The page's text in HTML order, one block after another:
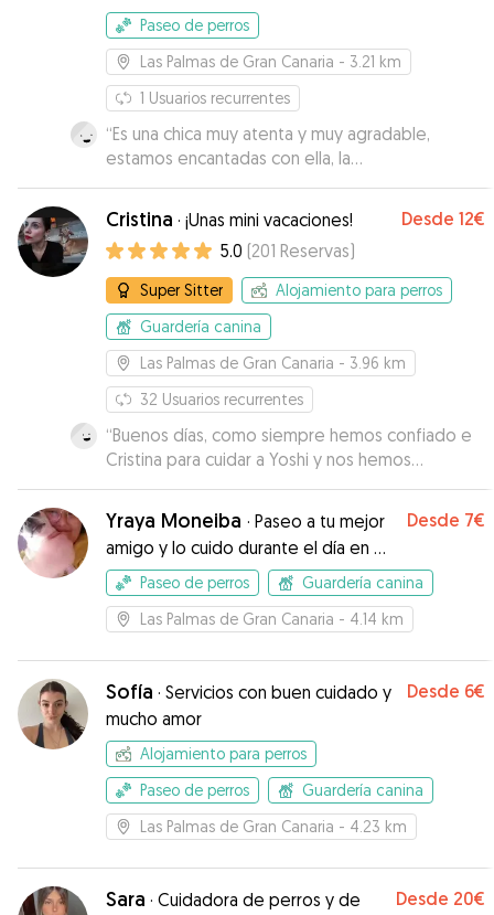
Paseo de perros
Las Palmas de Gran Canaria - 3.21 km
1 Usuarios recurrentes
“Es una chica muy atenta y muy agradable,
estamos encantadas con ella, la
recomendamos.”
Cristina · ¡Unas mini vacaciones! Desde 12€
5.0 (201 Reservas)
Super Sitter
Alojamiento para perros
Guardería canina
Las Palmas de Gran Canaria - 3.96 km
32 Usuarios recurrentes
“Buenos días, como siempre hemos confiado e
Cristina para cuidar a Yoshi y nos hemos
quedado muy contentos de todos el cariño y
mimo con que la acometida,muchas gracias
Cristina.”
Yraya Moneiba · Paseo a tu mejor
amigo y lo cuido durante el día en mi
hogar
Desde 7€
Paseo de perros
Guardería canina
Las Palmas de Gran Canaria - 4.14 km
Sofía · Servicios con buen cuidado y
mucho amor
Desde 6€
Alojamiento para perros
Paseo de perros
Guardería canina
Las Palmas de Gran Canaria - 4.23 km
Sara · Cuidadora de perros y de
Desde 20€